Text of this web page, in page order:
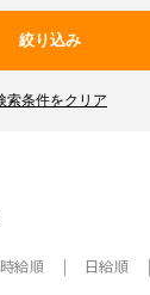
時給順 日給順